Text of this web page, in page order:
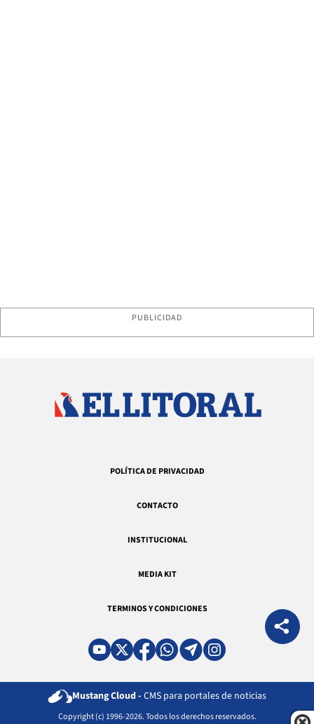
PUBLICIDAD
POLÍTICA DE PRIVACIDAD
CONTACTO
INSTITUCIONAL
MEDIA KIT
TERMINOS Y CONDICIONES
Mustang Cloud - CMS para portales de noticias
Copyright (c) 1996-2026. Todos los derechos reservados.